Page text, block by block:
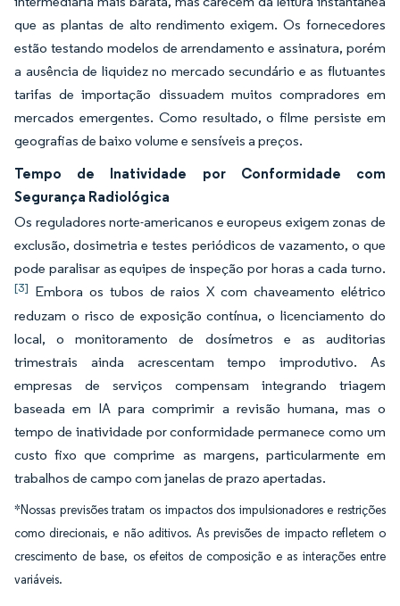
que as plantas de alto rendimento exigem. Os fornecedores
estão testando modelos de arrendamento e assinatura, porém
a ausência de liquidez no mercado secundário e as flutuantes
tarifas de importação dissuadem muitos compradores em
mercados emergentes. Como resultado, o filme persiste em
geografias de baixo volume e sensíveis a preços.
Tempo de Inatividade por Conformidade com
Segurança Radiológica
Os reguladores norte-americanos e europeus exigem zonas de
exclusão, dosimetria e testes periódicos de vazamento, o que
pode paralisar as equipes de inspeção por horas a cada turno.
[3] Embora os tubos de raios X com chaveamento elétrico
reduzam o risco de exposição contínua, o licenciamento do
local, o monitoramento de dosímetros e as auditorias
trimestrais ainda acrescentam tempo improdutivo. As
empresas de serviços compensam integrando triagem
baseada em IA para comprimir a revisão humana, mas o
tempo de inatividade por conformidade permanece como um
custo fixo que comprime as margens, particularmente em
trabalhos de campo com janelas de prazo apertadas.
*Nossas previsões tratam os impactos dos impulsionadores e restrições
como direcionais, e não aditivos. As previsões de impacto refletem o
crescimento de base, os efeitos de composição e as interações entre
variáveis.